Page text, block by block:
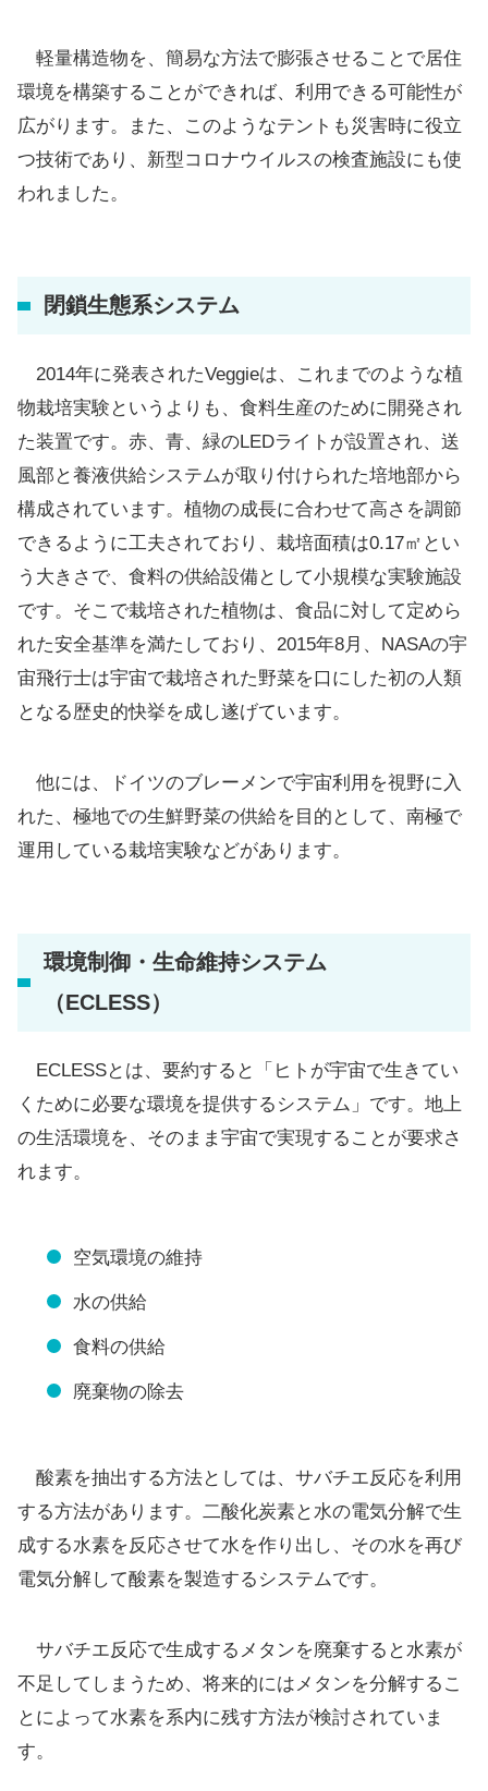
軽量構造物を、簡易な方法で膨張させることで居住
環境を構築することができれば、利用できる可能性が
広がります。また、このようなテントも災害時に役立
つ技術であり、新型コロナウイルスの検査施設にも使
われました。
閉鎖生態系システム
2014年に発表されたVeggieは、これまでのような植
物栽培実験というよりも、食料生産のために開発され
た装置です。赤、青、緑のLEDライトが設置され、送
風部と養液供給システムが取り付けられた培地部から
構成されています。植物の成長に合わせて高さを調節
できるように工夫されており、栽培面積は0.17㎡とい
う大きさで、食料の供給設備として小規模な実験施設
です。そこで栽培された植物は、食品に対して定めら
れた安全基準を満たしており、2015年8月、NASAの宇
宙飛行士は宇宙で栽培された野菜を口にした初の人類
となる歴史的快挙を成し遂げています。
他には、ドイツのブレーメンで宇宙利用を視野に入
れた、極地での生鮮野菜の供給を目的として、南極で
運用している栽培実験などがあります。
環境制御・生命維持システム
（ECLESS）
ECLESSとは、要約すると「ヒトが宇宙で生きてい
くために必要な環境を提供するシステム」です。地上
の生活環境を、そのまま宇宙で実現することが要求さ
れます。
空気環境の維持
水の供給
食料の供給
廃棄物の除去
酸素を抽出する方法としては、サバチエ反応を利用
する方法があります。二酸化炭素と水の電気分解で生
成する水素を反応させて水を作り出し、その水を再び
電気分解して酸素を製造するシステムです。
サバチエ反応で生成するメタンを廃棄すると水素が
不足してしまうため、将来的にはメタンを分解するこ
とによって水素を系内に残す方法が検討されていま
す。